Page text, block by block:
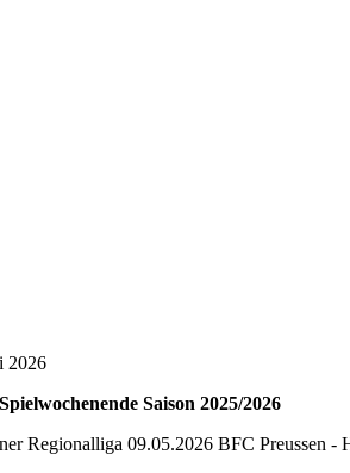
2026
Saison 2025/2026
Regionalliga 09.05.2026 BFC Preussen